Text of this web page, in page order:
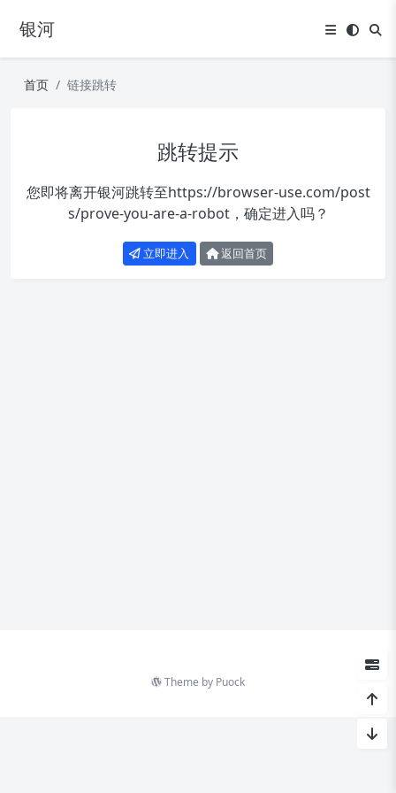
银河
首页 链接跳转
跳转提示
您即将离开银河跳转至https://browser-use.com/post
s/prove-you-are-a-robot，确定进入吗？
立即进入 返回首页
Theme by Puock